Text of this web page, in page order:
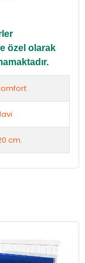
özel olarak
cm.